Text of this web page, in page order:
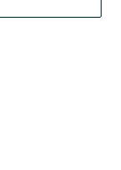
brzmieniu.